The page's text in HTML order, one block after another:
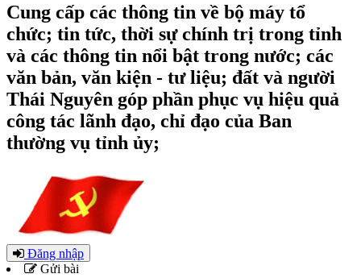
Cung cấp các thông tin về bộ máy tổ
chức; tin tức, thời sự chính trị trong tỉnh
và các thông tin nổi bật trong nước; các
văn bản, văn kiện - tư liệu; đất và người
Thái Nguyên góp phần phục vụ hiệu quả
công tác lãnh đạo, chỉ đạo của Ban
thường vụ tỉnh ủy;
Đăng nhập
Gửi bài